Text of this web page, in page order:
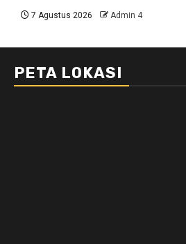
7 Agustus 2026 Admin 4
PETA LOKASI